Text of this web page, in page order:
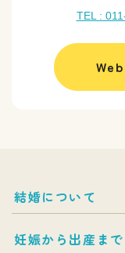
TEL :
結婚について
妊娠から出産まで